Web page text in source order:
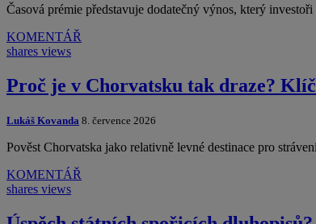
Časová prémie představuje dodatečný výnos, který
KOMENTÁŘ
shares views
Proč je v Chorvatsku tak draze?
Lukáš Kovanda 8. července 2026
Pověst Chorvatska jako relativně levné destinace pro
KOMENTÁŘ
shares views